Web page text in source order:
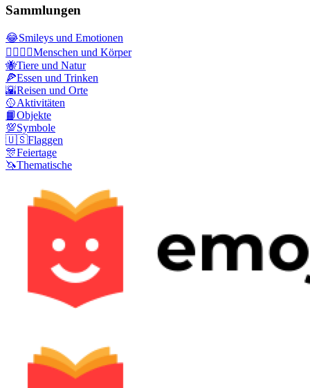
Sammlungen
😂Smileys und Emotionen
👩‍❤️‍💋‍👨Menschen und Körper
🐝Tiere und Natur
🍕Essen und Trinken
🌇Reisen und Orte
🥎Aktivitäten
📙Objekte
💯Symbole
🇺🇸Flaggen
🎊Feiertage
🦄Thematische